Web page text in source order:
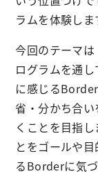
ラムを体験しま
今回のテーマは
ログラムを通
に感じる
省・分かち合
くことを目指
とをゴールや
るBorderに気